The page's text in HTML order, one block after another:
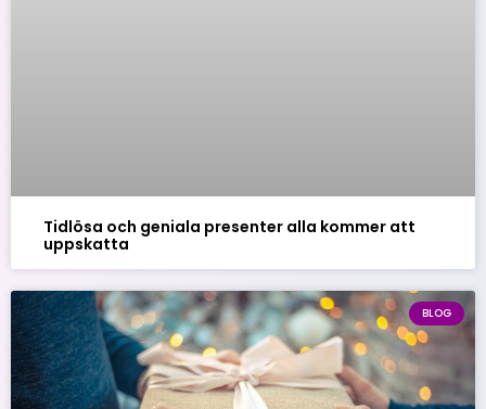
Tidlösa och geniala presenter alla kommer att
uppskatta
BLOG